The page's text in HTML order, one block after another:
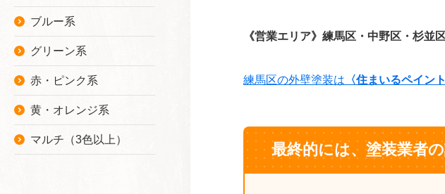
《営業エリア》練馬区・中野区・杉並
練馬区の外壁塗装は 〈住まいるペイント
最終的には、塗装業者
ブルー系
グリーン系
赤・ピンク系
黄・オレンジ系
マルチ（3色以上）